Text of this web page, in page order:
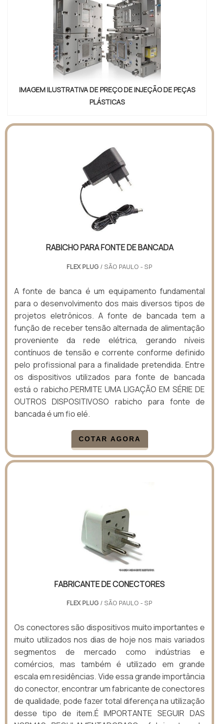
IMAGEM ILUSTRATIVA DE PREÇO DE INJEÇÃO DE PEÇAS
PLÁSTICAS
RABICHO PARA FONTE DE BANCADA
FLEX PLUG / SÃO PAULO - SP
A fonte de banca é um equipamento fundamental
para o desenvolvimento dos mais diversos tipos de
projetos eletrônicos. A fonte de bancada tem a
função de receber tensão alternada de alimentação
proveniente da rede elétrica, gerando níveis
contínuos de tensão e corrente conforme definido
pelo profissional para a finalidade pretendida. Entre
os dispositivos utilizados para fonte de bancada
está o rabicho.PERMITE UMA LIGAÇÃO EM SÉRIE DE
OUTROS DISPOSITIVOSO rabicho para fonte de
bancada é um fio elé.
COTAR AGORA
FABRICANTE DE CONECTORES
FLEX PLUG / SÃO PAULO - SP
Os conectores são dispositivos muito importantes e
muito utilizados nos dias de hoje nos mais variados
segmentos de mercado como indústrias e
comércios, mas também é utilizado em grande
escala em residências. Vide essa grande importância
do conector, encontrar um fabricante de conectores
de qualidade, pode fazer total diferença na utilização
desse tipo de item.É IMPORTANTE SEGUIR DAS